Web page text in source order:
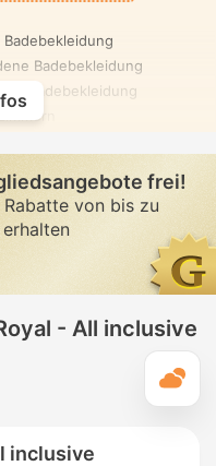
Badebekleidung
Badebekleidung
frei!
von bis zu
- All inclusive
inclusive